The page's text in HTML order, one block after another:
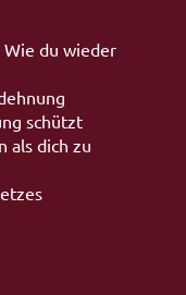
du wieder
schützt
als dich zu